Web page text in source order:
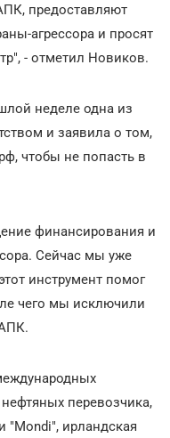
предоставляют
агрессора и просят
- отметил Новиков.
неделе одна из
и заявила о том,
чтобы не попасть в
финансирования и
Сейчас мы уже
инструмент помог
чего мы исключили
перевозчика,
"Mondi", ирландская